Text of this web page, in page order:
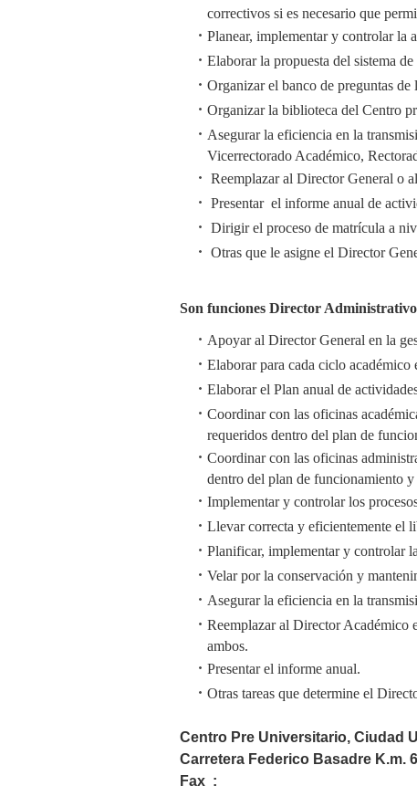
correctivos si es necesario que
Planear, implementar y controlar la
Elaborar la propuesta del sistema
Organizar el banco de preguntas
Organizar la biblioteca del Centro
Asegurar la eficiencia en la
Vicerrectorado Académico,
Reemplazar al Director General o
Presentar el informe anual de
Dirigir el proceso de matrícula a
Otras que le asigne el Director
Son funciones Director
Apoyar al Director General en la
Elaborar para cada ciclo
Elaborar el Plan anual de
Coordinar con las oficinas
requeridos dentro del plan de
Coordinar con las oficinas
dentro del plan de funcionamiento y
Implementar y controlar los
Llevar correcta y eficientemente el
Planificar, implementar y controlar
Velar por la conservación y
Asegurar la eficiencia en la
Reemplazar al Director Académico
ambos.
Presentar el informe anual.
Otras tareas que determine el
Centro Pre Universitario, Ciudad
Carretera Federico Basadre K.m.
Fax :